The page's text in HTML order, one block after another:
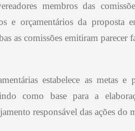
membros das
e orçamentários da proposta
as comissões emitiram
estabelece as metas
como base para a
responsável das ações do